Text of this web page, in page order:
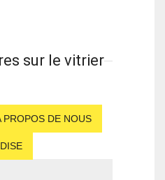
sur le vitrier
PROPOS DE NOUS